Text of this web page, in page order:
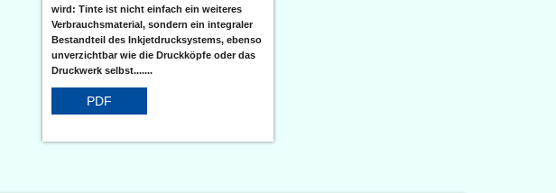
wird: Tinte ist nicht einfach ein weiteres
Verbrauchsmaterial, sondern ein integraler
Bestandteil des Inkjetdrucksystems, ebenso
unverzichtbar wie die Druckköpfe oder das
Druckwerk selbst.......
PDF